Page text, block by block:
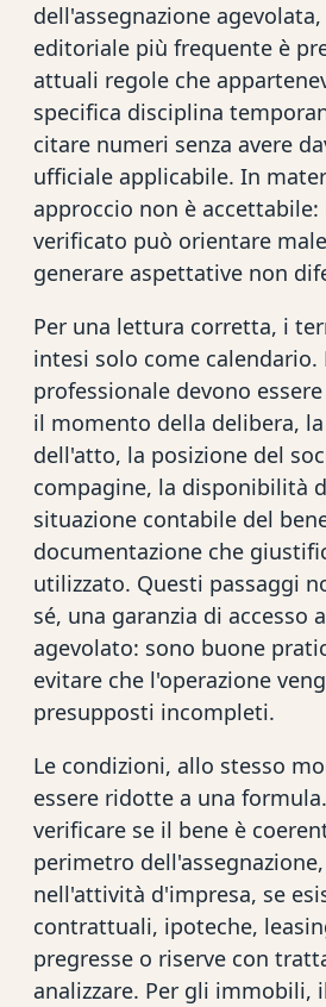
dell'assegnazione
editoriale più frequente è
attuali regole che
specifica disciplina
citare numeri senza avere
ufficiale applicabile. In
approccio non è
verificato può orientare
generare aspettative non
Per una lettura corretta, i
intesi solo come calendario.
professionale devono
il momento della delibera,
dell'atto, la posizione del
compagine, la disponibilità
situazione contabile del
documentazione che
utilizzato. Questi passaggi
sé, una garanzia di accesso
agevolato: sono buone
evitare che l'operazione
presupposti incompleti.
Le condizioni, allo stesso
essere ridotte a una
verificare se il bene è
perimetro
nell'attività d'impresa, se
contrattuali, ipoteche,
pregresse o riserve con
analizzare. Per gli immobili,